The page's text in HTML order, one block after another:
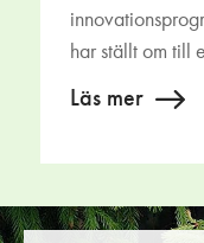
har ställt om till
Läs mer